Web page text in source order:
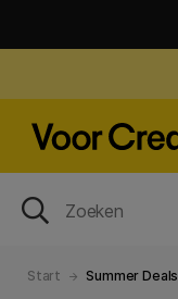
Start Summer Deals